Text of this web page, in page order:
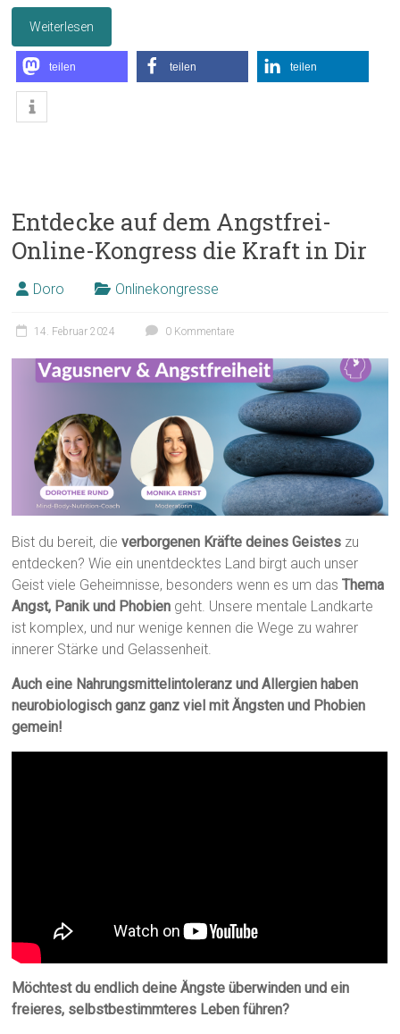
Weiterlesen
teilen teilen teilen
Entdecke auf dem Angstfrei-
Online-Kongress die Kraft in Dir
Doro Onlinekongresse
14. Februar 2024 0 Kommentare
Bist du bereit, dieverborgenen Kräfte deines Geistes zu
entdecken? Wie ein unentdecktes Land birgt auch unser
Geist viele Geheimnisse, besonders wenn es um dasThema
Angst, Panik und Phobien geht. Unsere mentale Landkarte
ist komplex, und nur wenige kennen die Wege zu wahrer
innerer Stärke und Gelassenheit.
Auch eine Nahrungsmittelintoleranz und Allergien haben
neurobiologisch ganz ganz viel mit Ängsten und Phobien
gemein!
Möchtest du endlich deine Ängste überwinden und ein
freieres, selbstbestimmteres Leben führen?